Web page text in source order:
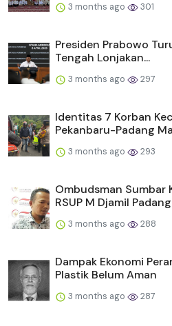
3 months ago 301
Presiden Prabowo
Tengah Lonjakan...
3 months ago 297
Identitas 7 Korban
Pekanbaru-Padang
3 months ago 293
Ombudsman Sumbar
RSUP M Djamil Padang
3 months ago 288
Dampak Ekonomi
Plastik Belum Aman
3 months ago 287